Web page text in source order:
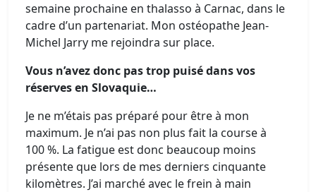
semaine prochaine en thalasso à Carnac, dans le
cadre d’un partenariat. Mon ostéopathe Jean-
Michel Jarry me rejoindra sur place.
Vous n’avez donc pas trop puisé dans vos
réserves en Slovaquie…
Je ne m’étais pas préparé pour être à mon
maximum. Je n’ai pas non plus fait la course à
100 %. La fatigue est donc beaucoup moins
présente que lors de mes derniers cinquante
kilomètres. J’ai marché avec le frein à main